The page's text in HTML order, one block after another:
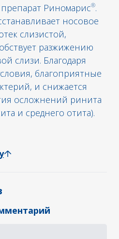
Риномарис®.
носовое
слизистой,
разжижению
слизи. Благодаря
благоприятные
и снижается
осложнений ринита
и среднего отита).